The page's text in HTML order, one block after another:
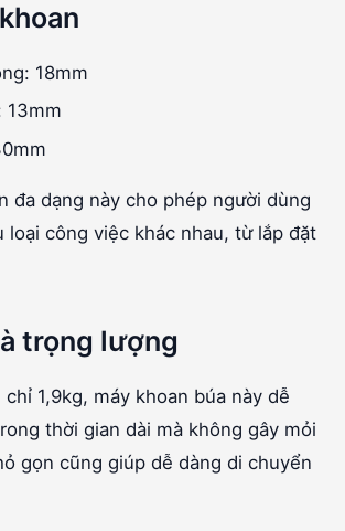
18mm
13mm
đa dạng này cho phép người dùng
loại công việc khác nhau, từ lắp đặt
trọng lượng
1,9kg, máy khoan búa này dễ
thời gian dài mà không gây mỏi
gọn cũng giúp dễ dàng di chuyển